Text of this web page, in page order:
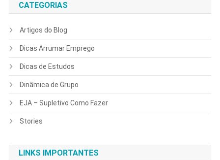
CATEGORIAS
Artigos do Blog
Dicas Arrumar Emprego
Dicas de Estudos
Dinâmica de Grupo
EJA – Supletivo Como Fazer
Stories
LINKS IMPORTANTES